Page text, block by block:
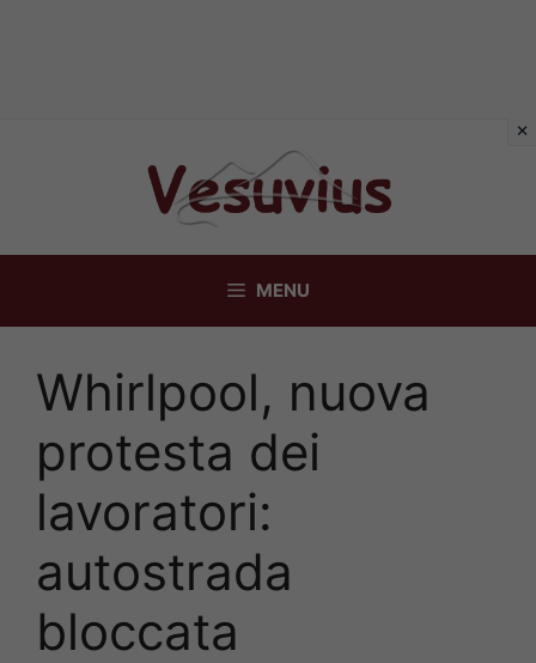
MENU
Whirlpool, nuova
protesta dei
lavoratori:
autostrada
bloccata